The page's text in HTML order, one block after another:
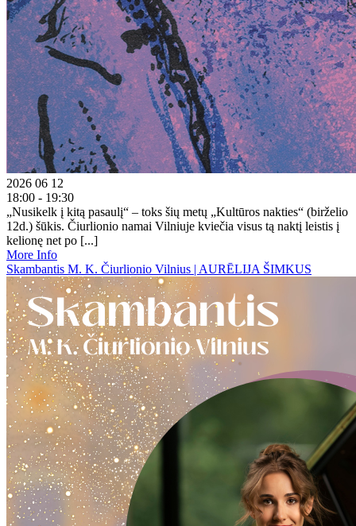
2026 06 12
18:00 - 19:30
„Nusikelk į kitą pasaulį“ – toks šių metų „Kultūros nakties“ (birželio
12d.) šūkis. Čiurlionio namai Vilniuje kviečia visus tą naktį leistis į
kelionę net po [...]
More Info
Skambantis M. K. Čiurlionio Vilnius | AURĒLIJA ŠIMKUS